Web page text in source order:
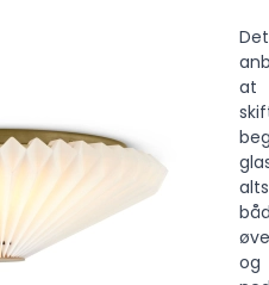
Det
at
og